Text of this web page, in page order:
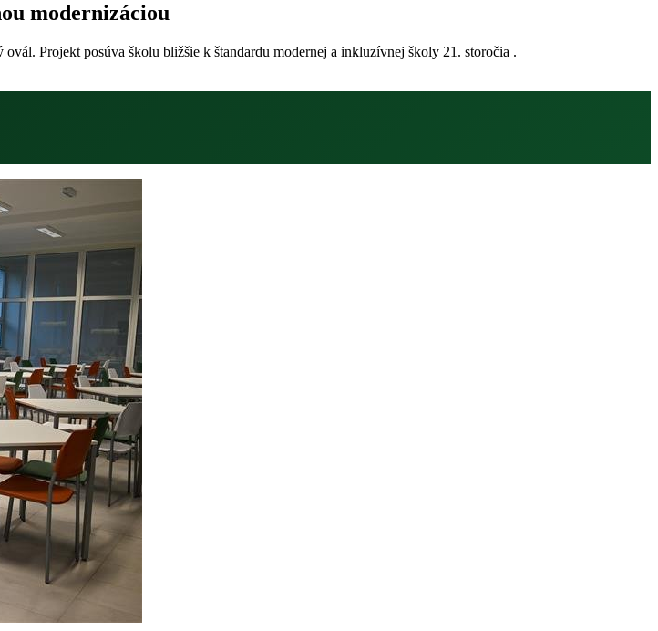
modernizáciou
Projekt posúva školu bližšie k štandardu modernej a inkluzívnej školy 21. storočia .